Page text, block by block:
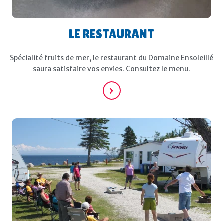
LE RESTAURANT
Spécialité fruits de mer, le restaurant du Domaine Ensoleillé
saura satisfaire vos envies. Consultez le menu.